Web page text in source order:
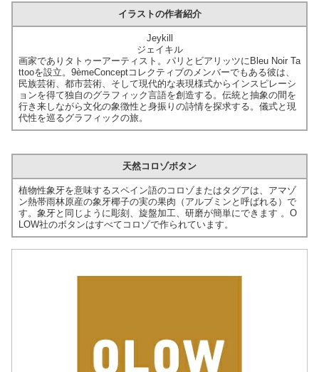
イラストの作者紹介
Jeykill
ジェイキル
画家でありタトゥーアーティスト。パリとビアリッツにBleu Noir Ta
ttooを設立。9èmeConceptコレクティブのメンバーでもある彼は、
民族芸術、都市芸術、そして現代的な表現様式からインスピレーシ
ョンを得て独自のグラフィック言語を創造する。伝統と抽象の間を
行き来しながら文化の象徴性と身振りの詩情を探求する。儀式と現
代性を巡るグラフィックの旅。
天然コロゾボタン
植物性象牙を意味するスペイン語のコロゾまたはタグアは、アマゾ
ン熱帯雨林原産の象牙椰子の実の果肉（アルブミンと呼ばれる）で
す。象牙と同じように彫刻、旋盤加工、研磨が簡単にできます 。O
LOW社のボタンはすべてコロゾで作られています。